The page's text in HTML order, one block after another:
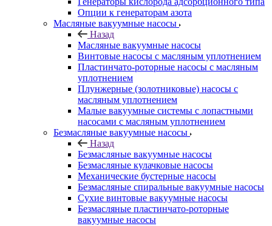
Опции к генераторам азота
Масляные вакуумные насосы
Назад
Масляные вакуумные насосы
Винтовые насосы с масляным уплотнением
Пластинчато-роторные насосы с масляным
уплотнением
Плунжерные (золотниковые) насосы с
масляным уплотнением
Малые вакуумные системы с лопастными
насосами с масляным уплотнением
Безмасляные вакуумные насосы
Назад
Безмасляные вакуумные насосы
Безмасляные кулачковые насосы
Механические бустерные насосы
Безмасляные спиральные вакуумные насосы
Сухие винтовые вакуумные насосы
Безмасляные пластинчато-роторные
вакуумные насосы